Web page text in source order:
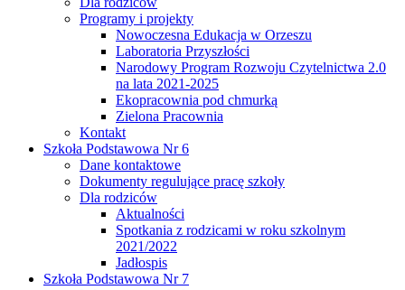
Programy i projekty
Nowoczesna Edukacja w Orzeszu
Laboratoria Przyszłości
Narodowy Program Rozwoju Czytelnictwa 2.0
na lata 2021-2025
Ekopracownia pod chmurką
Zielona Pracownia
Kontakt
Szkoła Podstawowa Nr 6
Dane kontaktowe
Dokumenty regulujące pracę szkoły
Dla rodziców
Aktualności
Spotkania z rodzicami w roku szkolnym
2021/2022
Jadłospis
Szkoła Podstawowa Nr 7